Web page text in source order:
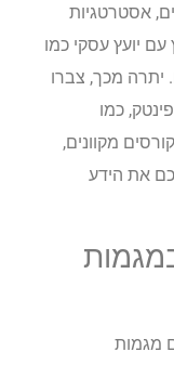
אסטרטגיות
יועץ עסקי כמו
מכך, צברו
כמו
מקוונים,
את הידע